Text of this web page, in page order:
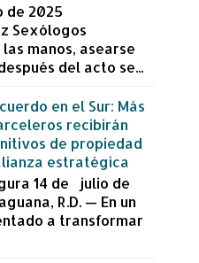
de 2025
Sexólogos
manos, asearse
del acto se...
en el Sur: Más
recibirán
de propiedad
estratégica
14 de julio de
R.D. — En un
a transformar